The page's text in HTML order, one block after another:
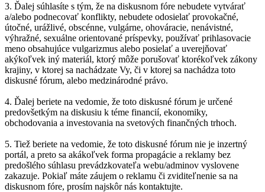
3. Ďalej súhlasíte s tým, že na diskusnom fóre nebudete vytvárať
a/alebo podnecovať konflikty, nebudete odosielať provokačné,
útočné, urážlivé, obscénne, vulgárne, ohováracie, nenávistné,
výhražné, sexuálne orientované príspevky, používať prihlasovacie
meno obsahujúce vulgarizmus alebo posielať a uverejňovať
akýkoľvek iný materiál, ktorý môže porušovať ktorékoľvek zákony
krajiny, v ktorej sa nachádzate Vy, či v ktorej sa nachádza toto
diskusné fórum, alebo medzinárodné právo.
4. Ďalej beriete na vedomie, že toto diskusné fórum je určené
predovšetkým na diskusiu k téme financií, ekonomiky,
obchodovania a investovania na svetových finančných trhoch.
5. Tiež beriete na vedomie, že toto diskusné fórum nie je inzertný
portál, a preto sa akákoľvek forma propagácie a reklamy bez
predošlého súhlasu prevádzkovateľa webu/adminov vyslovene
zakazuje. Pokiaľ máte záujem o reklamu či zviditeľnenie sa na
diskusnom fóre, prosím najskôr nás kontaktujte.